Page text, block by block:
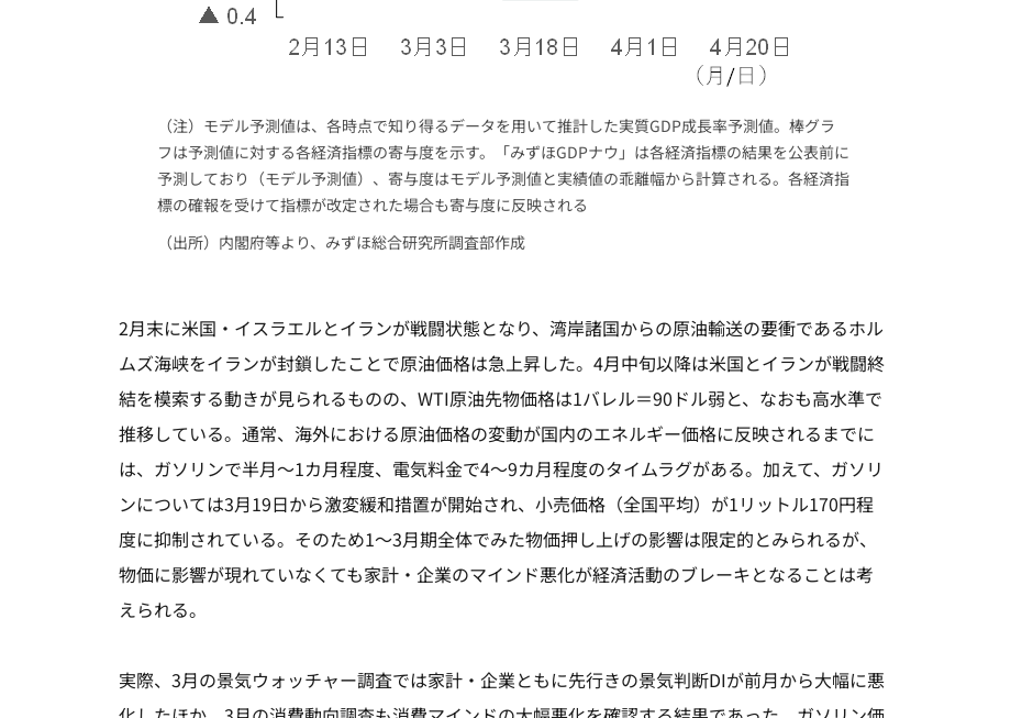
（注）モデル予測値は、各時点で知り得るデータを用いて推計した実質GDP成長率予測値。棒グラ
フは予測値に対する各経済指標の寄与度を示す。「みずほGDPナウ」は各経済指標の結果を公表前に
予測しており（モデル予測値）、寄与度はモデル予測値と実績値の乖離幅から計算される。各経済指
標の確報を受けて指標が改定された場合も寄与度に反映される
（出所）内閣府等より、みずほ総合研究所調査部作成
2月末に米国・イスラエルとイランが戦闘状態となり、湾岸諸国からの原油輸送の要衝であるホル
ムズ海峡をイランが封鎖したことで原油価格は急上昇した。4月中旬以降は米国とイランが戦闘終
結を模索する動きが見られるものの、WTI原油先物価格は1バレル＝90ドル弱と、なおも高水準で
推移している。通常、海外における原油価格の変動が国内のエネルギー価格に反映されるまでに
は、ガソリンで半月～1カ月程度、電気料金で4～9カ月程度のタイムラグがある。加えて、ガソリ
ンについては3月19日から激変緩和措置が開始され、小売価格（全国平均）が1リットル170円程
度に抑制されている。そのため1～3月期全体でみた物価押し上げの影響は限定的とみられるが、
物価に影響が現れていなくても家計・企業のマインド悪化が経済活動のブレーキとなることは考
えられる。
実際、3月の景気ウォッチャー調査では家計・企業ともに先行きの景気判断DIが前月から大幅に悪